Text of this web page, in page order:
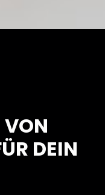
VON
DEIN